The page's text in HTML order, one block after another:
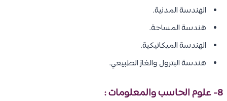
الهندسة المدنية.
هندسة المساحة.
الهندسة الميكانيكية.
هندسة البترول والغاز الطبيعي.
8- علوم الحاسب والمعلومات :